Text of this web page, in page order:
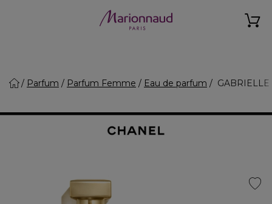
Parfum Parfum Femme Eau de parfum